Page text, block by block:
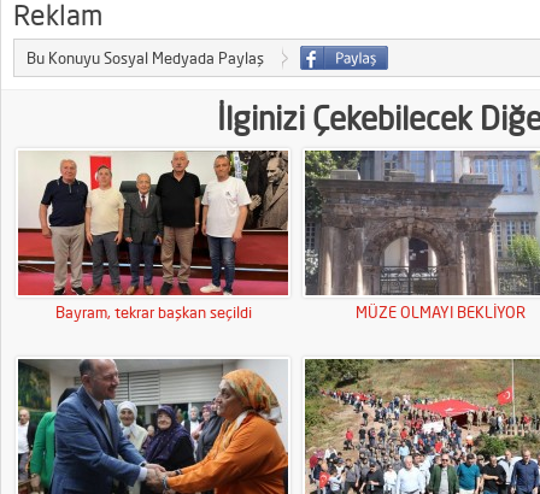
Bu Konuyu Sosyal Medyada Paylaş
İlginizi Çekebilecek
Bayram, tekrar başkan seçildi MÜZE OLMAYI BEKLİYOR